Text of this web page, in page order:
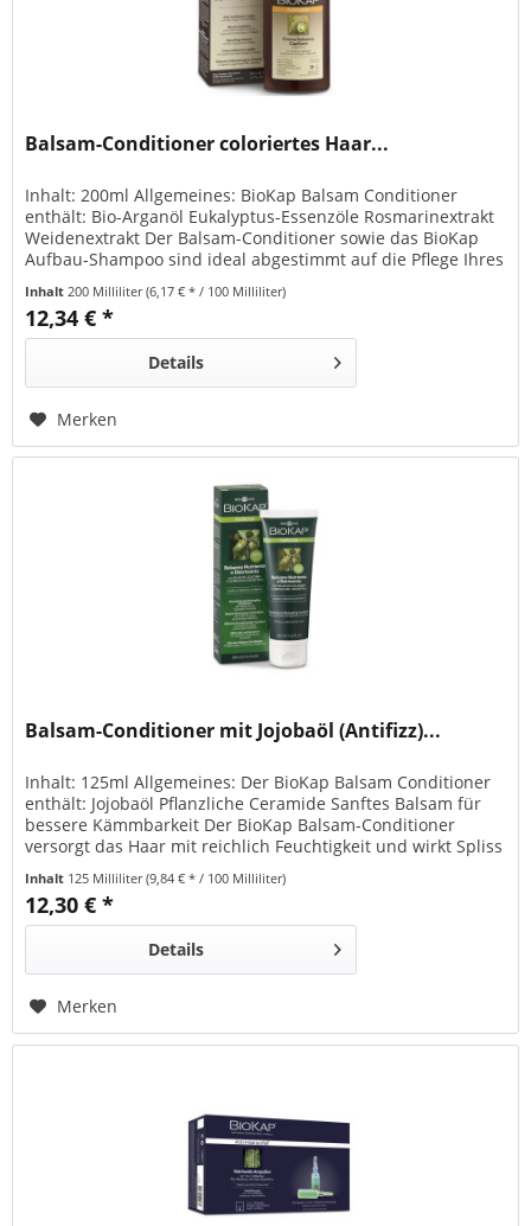
Balsam-Conditioner coloriertes Haar...
Inhalt: 200ml Allgemeines: BioKap Balsam Conditioner
enthält: Bio-Arganöl Eukalyptus-Essenzöle Rosmarinextrakt
Weidenextrakt Der Balsam-Conditioner sowie das BioKap
Aufbau-Shampoo sind ideal abgestimmt auf die Pflege Ihres
wird mit hochwertigen Zutaten genährt und glänzt dank
Bio-Arganöl - für eine strahlend,...
Inhalt 200 Milliliter(6,17 € * / 100 Milliliter)
12,34 € *
Details
Merken
Balsam-Conditioner mit Jojobaöl (Antifizz)...
Inhalt: 125ml Allgemeines: Der BioKap Balsam Conditioner
enthält: Jojobaöl Pflanzliche Ceramide Sanftes Balsam für
bessere Kämmbarkeit Der BioKap Balsam-Conditioner
versorgt das Haar mit reichlich Feuchtigkeit und wirkt Spliss
ohne zu verfilzen. Besonderheit: OHNE Parabene OHNE SLS
OHNE SLES OHNE Silikone Nickel und...
Inhalt 125 Milliliter(9,84 € * / 100 Milliliter)
12,30 € *
Details
Merken